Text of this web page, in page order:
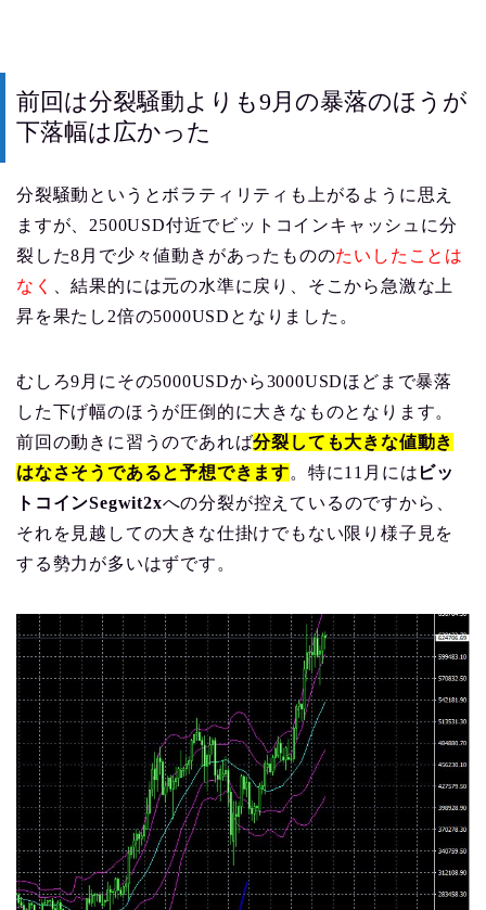
前回は分裂騒動よりも9月の暴落のほうが
下落幅は広かった
分裂騒動というとボラティリティも上がるように思え
ますが、2500USD付近でビットコインキャッシュに分
裂した8月で少々値動きがあったもののたいしたことは
なく
、結果的には元の水準に戻り、そこから急激な上
昇を果たし2倍の5000USDとなりました。
むしろ9月にその5000USDから3000USDほどまで暴落
した下げ幅のほうが圧倒的に大きなものとなります。
前回の動きに習うのであれば分裂しても大きな値動き
はなさそうであると予想できます。特に11月には ビッ
トコインSegwit2xへの分裂が控えているのですから、
それを見越しての大きな仕掛けでもない限り様子見を
する勢力が多いはずです。